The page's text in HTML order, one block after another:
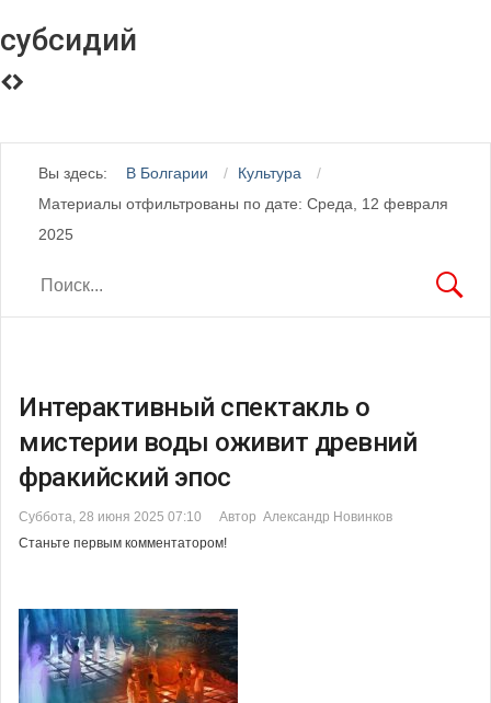
субсидий
Вы здесь: В Болгарии
Культура
Материалы отфильтрованы по дате: Среда, 12 февраля
2025
Интерактивный спектакль о
мистерии воды оживит древний
фракийский эпос
Суббота, 28 июня 2025 07:10
Автор Александр Новинков
Станьте первым комментатором!